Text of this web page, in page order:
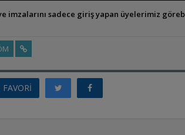
imzalarını sadece giriş yapan üyelerimiz
FAVORİ